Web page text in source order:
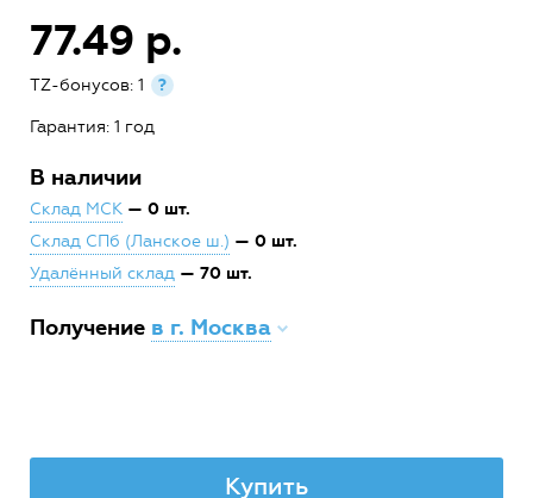
77.49 р.
TZ-бонусов: 1 ?
Гарантия: 1 год
В наличии
Склад МСК — 0 шт.
Склад СПб (Ланское ш.) — 0 шт.
Удалённый склад — 70 шт.
Получение в г. Москва
Купить